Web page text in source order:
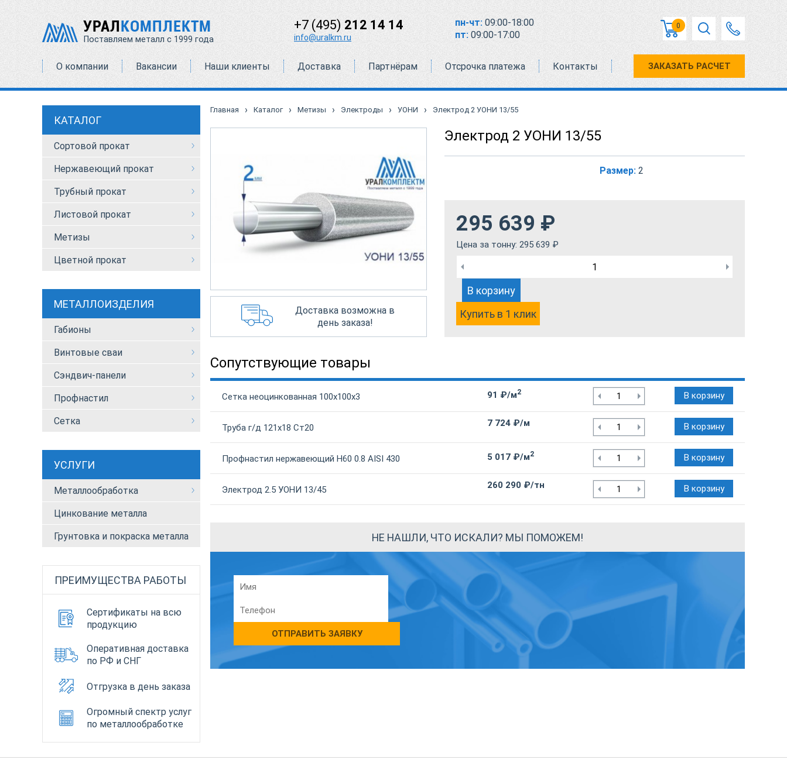
УРАЛКОМПЛЕКТМ
Поставляем металл с 1999 года
+7 (495) 212 14 14
info@uralkm.ru
пн-чт: 09:00-18:00
пт: 09:00-17:00
0
О компании Вакансии Наши клиенты Доставка Партнёрам Отсрочка платежа Контакты ЗАКАЗАТЬ РАСЧЕТ
КАТАЛОГ
Сортовой прокат
Нержавеющий прокат
Трубный прокат
Листовой прокат
Метизы
Цветной прокат
МЕТАЛЛОИЗДЕЛИЯ
Габионы
Винтовые сваи
Сэндвич-панели
Профнастил
Сетка
УСЛУГИ
Металлообработка
Цинкование металла
Грунтовка и покраска металла
ПРЕИМУЩЕСТВА РАБОТЫ
Сертификаты на всю
продукцию
Оперативная доставка
по РФ и СНГ
Отгрузка в день заказа
Огромный спектр услуг
по металлообработке
Главная › Каталог › Метизы › Электроды › УОНИ › Электрод 2 УОНИ 13/55
Доставка возможна в
день заказа!
Электрод 2 УОНИ 13/55
Размер: 2
295 639 ₽
Цена за тонну: 295 639 ₽
В корзину
Купить в 1 клик
Сопутствующие товары
Сетка неоцинкованная 100х100х3 91 ₽/м2 В корзину
Труба г/д 121х18 Ст20 7 724 ₽/м В корзину
Профнастил нержавеющий Н60 0.8 AISI 430 5 017 ₽/м2 В корзину
Электрод 2.5 УОНИ 13/45 260 290 ₽/тн В корзину
НЕ НАШЛИ, ЧТО ИСКАЛИ? МЫ ПОМОЖЕМ!
ОТПРАВИТЬ ЗАЯВКУ